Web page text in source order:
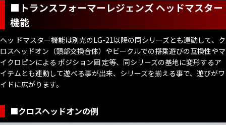
■トランスフォーマーレジェンズ ヘッドマスター
機能
ヘッ ドマスター機能は別売のLG-21以降の同シリーズとも連動して、ク
ロスヘッドオン（頭部交換合体）やビークルでの搭乗遊びの互換性やマ
イクロピンによる ポジション固 定等、同シリーズの基地に変形するア
イテムとも連動して遊べる事が出来、シリーズを揃える事で、遊びがワ
イドに広がります。
■クロスヘッドオンの例